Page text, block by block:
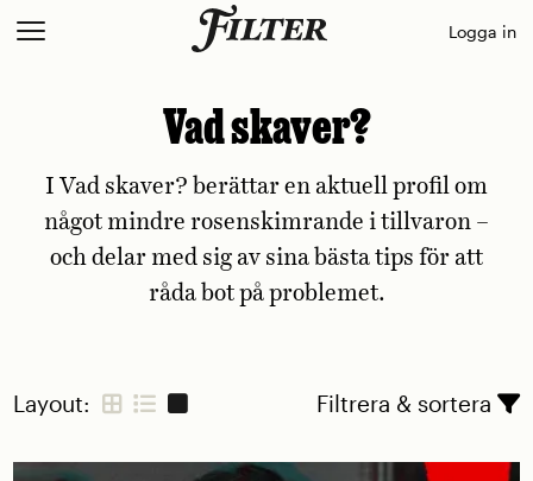
Skip
Logga in
Vad skaver?
I Vad skaver? berättar en aktuell profil om
något mindre rosenskimrande i tillvaron –
och delar med sig av sina bästa tips för att
råda bot på problemet.
Layout: Filtrera & sortera